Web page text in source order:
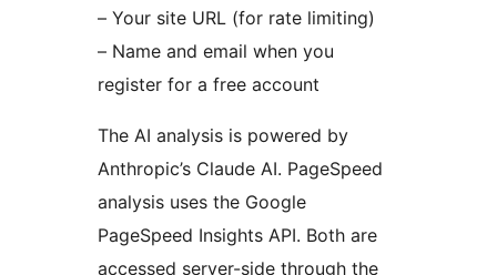
– Your site URL (for rate limiting)
– Name and email when you
register for a free account
The AI analysis is powered by
Anthropic’s Claude AI. PageSpeed
analysis uses the Google
PageSpeed Insights API. Both are
accessed server-side through the